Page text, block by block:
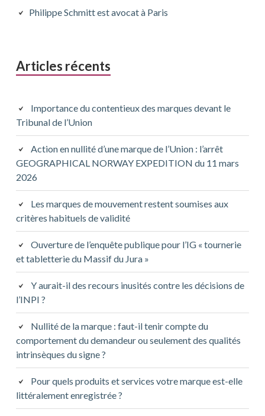
principale
Philippe Schmitt est avocat à Paris
Articles récents
Importance du contentieux des marques devant le
Tribunal de l’Union
Action en nullité d’une marque de l’Union : l’arrêt
GEOGRAPHICAL NORWAY EXPEDITION du 11 mars
2026
Les marques de mouvement restent soumises aux
critères habituels de validité
Ouverture de l’enquête publique pour l’IG « tournerie
et tabletterie du Massif du Jura »
Y aurait-il des recours inusités contre les décisions de
l’INPI ?
Nullité de la marque : faut-il tenir compte du
comportement du demandeur ou seulement des qualités
intrinsèques du signe ?
Pour quels produits et services votre marque est-elle
littéralement enregistrée ?